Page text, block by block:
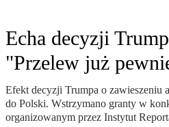
Echa decyzji
"Przelew już
Efekt decyzji Trumpa o zawieszeniu
do Polski. Wstrzymano granty w
organizowanym przez Instytut